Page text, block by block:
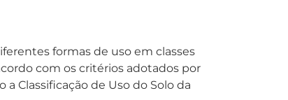
formas de uso em classes
com os critérios adotados por
Classificação de Uso do Solo da